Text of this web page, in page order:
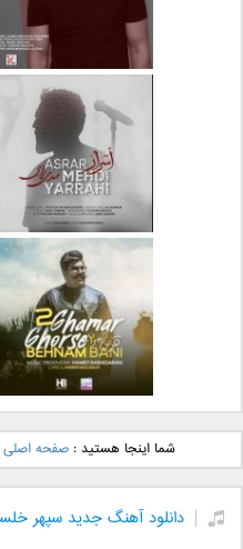
دانلود آهنگ جدید رضا
بهرام بنام نگار
دانلود آهنگ جدید مهدی
یراحی بنام اسرار
دانلود آهنگ جدید بهنام
بانی بنام قرص قمر 2
شما اینجا هستید :صفحه اصلی
دانلود آهنگ جدید سپهر